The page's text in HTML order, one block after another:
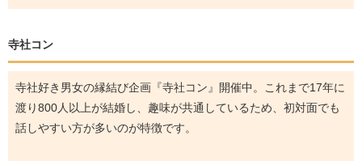
寺社コン
寺社好き男女の縁結び企画『寺社コン』開催中。これまで17年に
渡り800人以上が結婚し、趣味が共通しているため、初対面でも
話しやすい方が多いのが特徴です。